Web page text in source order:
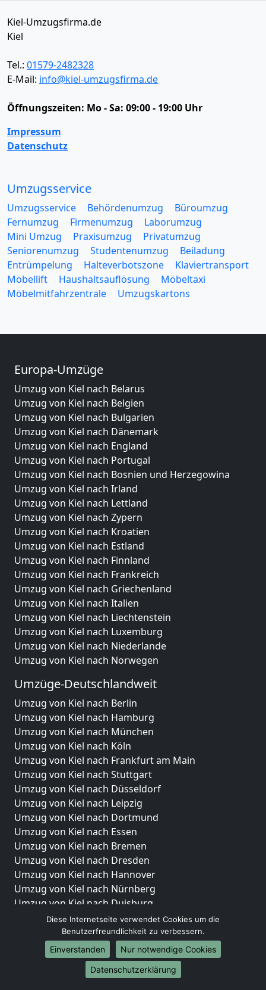
Kiel-Umzugsfirma.de
Kiel
Tel.: 01579-2482328
E-Mail: info@kiel-umzugsfirma.de
Öffnungszeiten: Mo - Sa: 09:00 - 19:00 Uhr
Impressum
Datenschutz
Umzugsservice
Umzugsservice Behördenumzug
Büroumzug
Fernumzug
Firmenumzug
Laborumzug
Mini Umzug
Praxisumzug
Privatumzug
Seniorenumzug
Studentenumzug
Beiladung
Entrümpelung
Halteverbotszone
Klaviertransport
Möbellift
Haushaltsauflösung
Möbeltaxi
Möbelmitfahrzentrale
Umzugskartons
Europa-Umzüge
Umzug von Kiel nach Belarus
Umzug von Kiel nach Belgien
Umzug von Kiel nach Bulgarien
Umzug von Kiel nach Dänemark
Umzug von Kiel nach England
Umzug von Kiel nach Portugal
Umzug von Kiel nach Bosnien und Herzegowina
Umzug von Kiel nach Irland
Umzug von Kiel nach Lettland
Umzug von Kiel nach Zypern
Umzug von Kiel nach Kroatien
Umzug von Kiel nach Estland
Umzug von Kiel nach Finnland
Umzug von Kiel nach Frankreich
Umzug von Kiel nach Griechenland
Umzug von Kiel nach Italien
Umzug von Kiel nach Liechtenstein
Umzug von Kiel nach Luxemburg
Umzug von Kiel nach Niederlande
Umzug von Kiel nach Norwegen
Umzüge-Deutschlandweit
Umzug von Kiel nach Berlin
Umzug von Kiel nach Hamburg
Umzug von Kiel nach München
Umzug von Kiel nach Köln
Umzug von Kiel nach Frankfurt am Main
Umzug von Kiel nach Stuttgart
Umzug von Kiel nach Düsseldorf
Umzug von Kiel nach Leipzig
Umzug von Kiel nach Dortmund
Umzug von Kiel nach Essen
Umzug von Kiel nach Bremen
Umzug von Kiel nach Dresden
Umzug von Kiel nach Hannover
Umzug von Kiel nach Nürnberg
Umzug von Kiel nach Duisburg
Umzug von Kiel nach Bochum
Umzug von Kiel nach Wuppertal
Umzug von Kiel nach Bielefeld
Umzug von Kiel nach Bonn
Umzug von Kiel nach Münster
Diese Internetseite verwendet Cookies um die
Benutzerfreundlichkeit zu verbessern.
Einverstanden
Nur notwendige Cookies
Datenschutzerklärung